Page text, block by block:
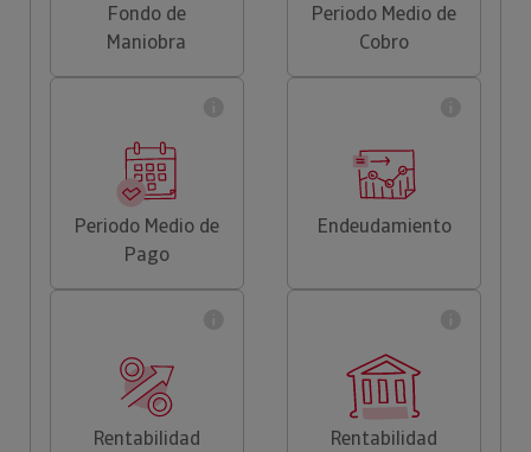
Fondo de
Maniobra
Periodo Medio de
Cobro
Periodo Medio de
Pago
Endeudamiento
Rentabilidad
Rentabilidad